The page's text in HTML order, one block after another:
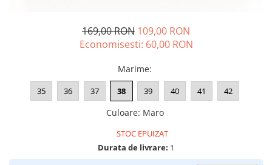
169,00 RON 109,00 RON
Economisesti: 60,00 RON
Marime:
35 36 37 38 39 40 41 42
Culoare: Maro
STOC EPUIZAT
Durata de livrare: 1